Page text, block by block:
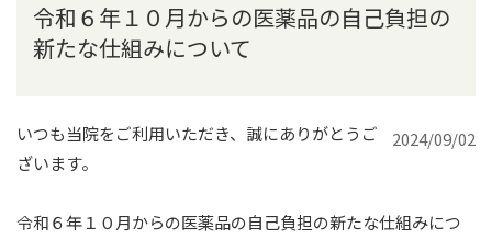
令和６年１０月からの医薬品の自己負担の
新たな仕組みについて
2024/09/02
いつも当院をご利用いただき、誠にありがとうご
ざいます。
令和６年１０月からの医薬品の自己負担の新たな仕組みにつ